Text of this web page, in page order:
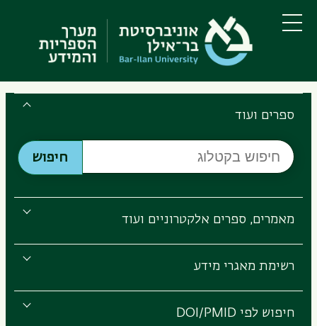
לתוכן
העיקרי
לתפריט
ניווט
ראשי
תפריט
Search
the
Ilan
Libraries
ספרים ועוד
חיפוש
בקטלוג
חיפוש
מאמרים, ספרים אלקטרוניים ועוד
רשימת מאגרי מידע
חיפוש לפי DOI/PMID